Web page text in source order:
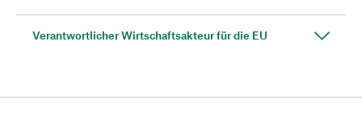
Verantwortlicher Wirtschaftsakteur für die EU